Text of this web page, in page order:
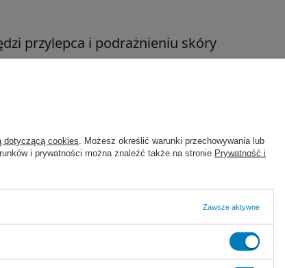
przylepca i podrażnieniu skóry
używania lub etykietą.
dotyczącą cookies . Możesz określić warunki przechowywania lub
i prywatności można znaleźć także na stronie Prywatność i
Zawsze aktywne